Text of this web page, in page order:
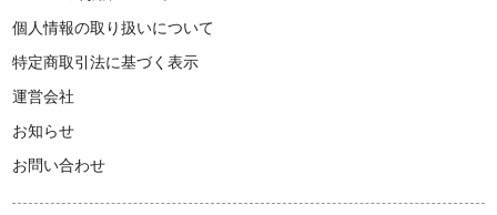
個人情報の取り扱いについて
特定商取引法に基づく表示
運営会社
お知らせ
お問い合わせ